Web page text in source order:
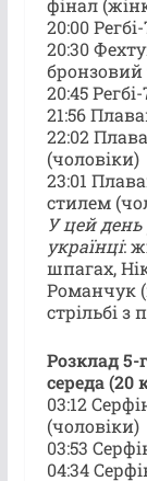
фінал
20:00
20:30
бронзовий
20:45
21:56
22:02
(чоловіки)
23:01
стилем
У цей
українці:
шпагах,
Романчук
стрільбі з
Розклад 5-
середа (20
03:12
(чоловіки)
03:53
04:34